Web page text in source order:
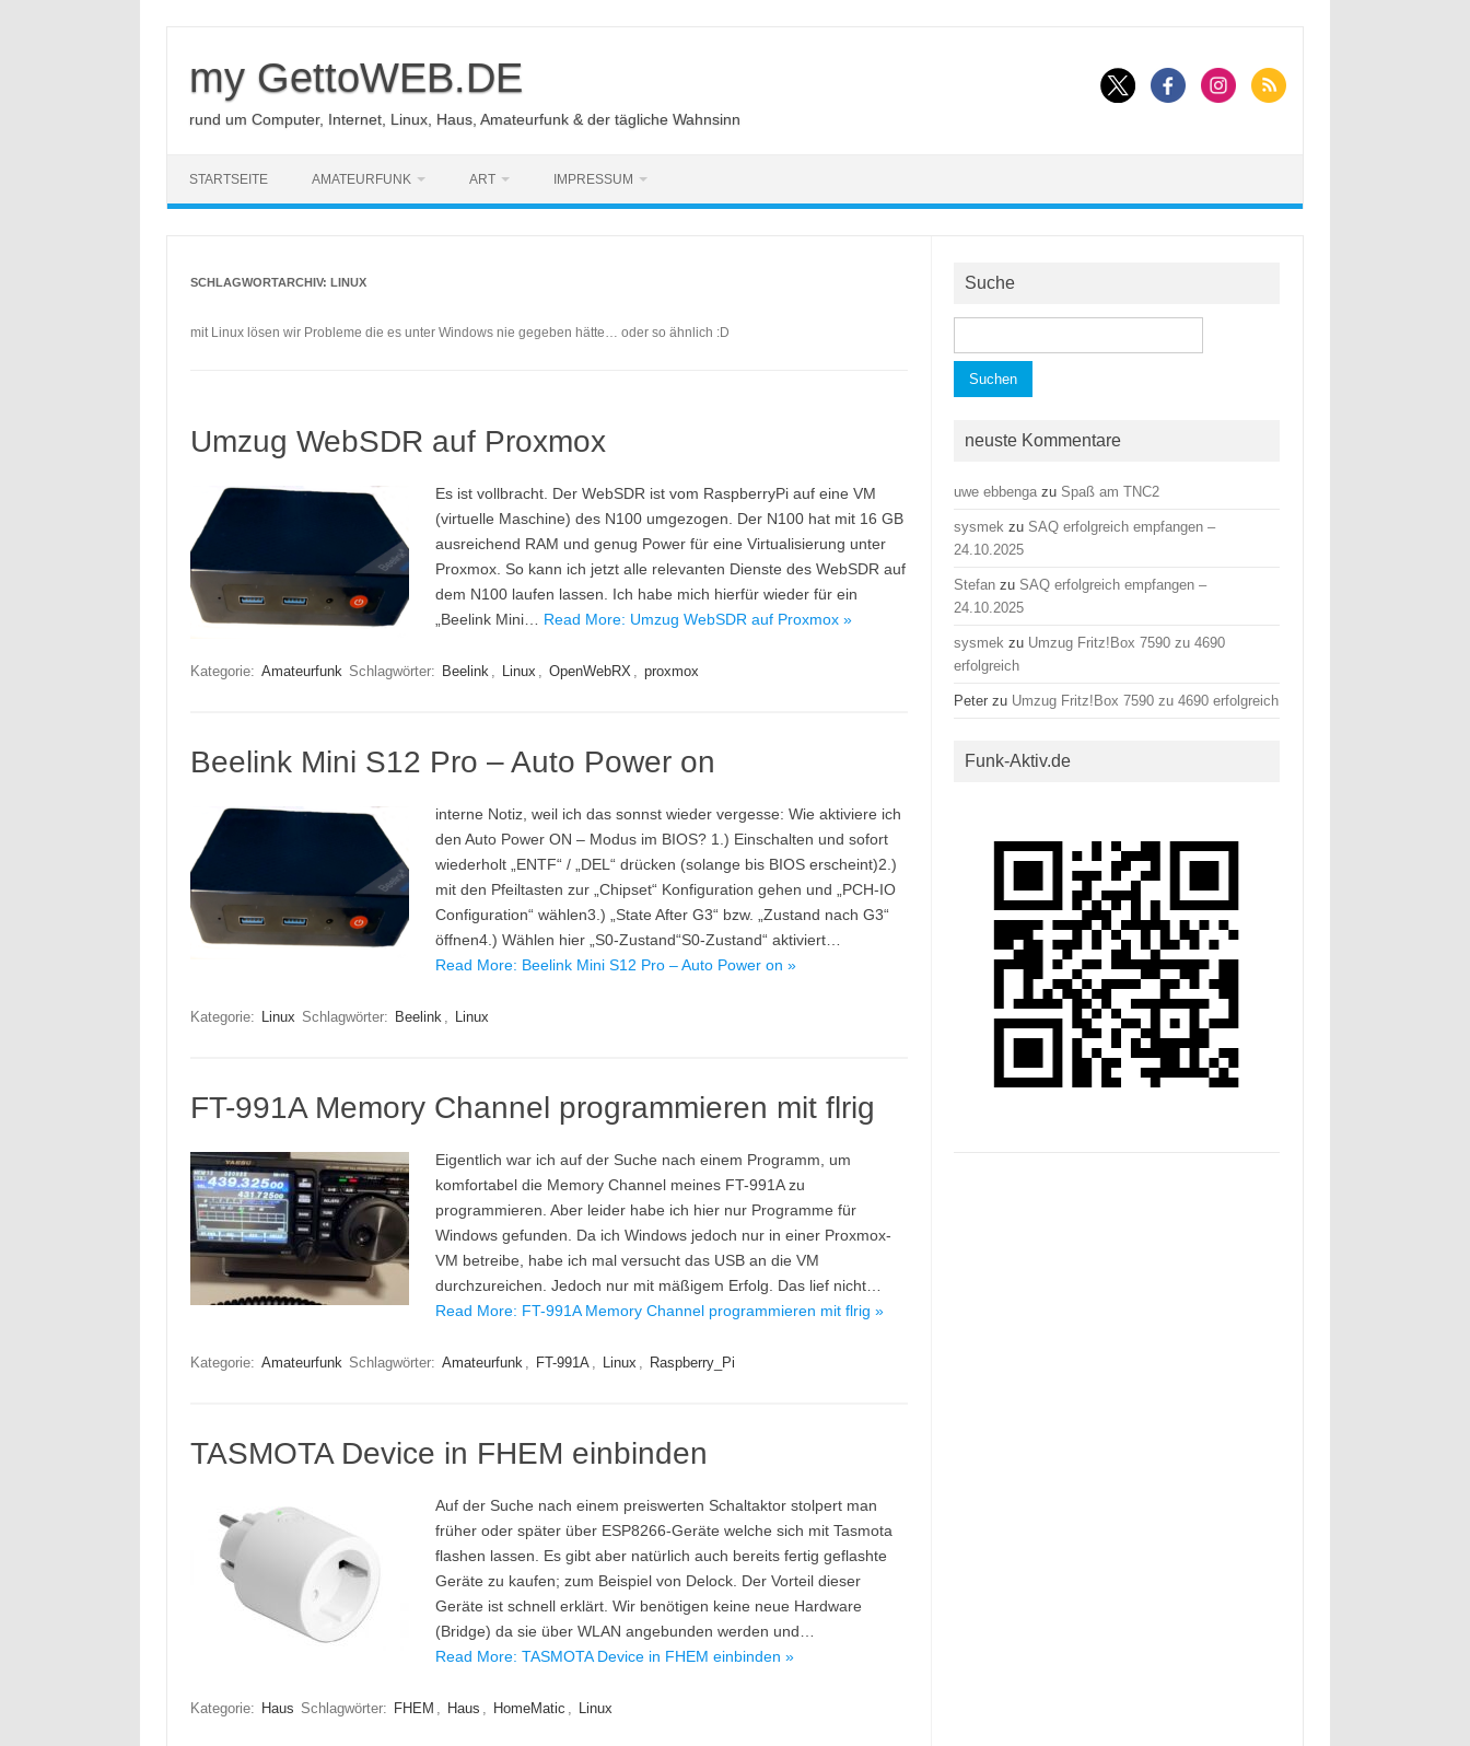
my GettoWEB.DE
rund um Computer, Internet, Linux, Haus, Amateurfunk & der tägliche Wahnsinn
STARTSEITE AMATEURFUNK ART IMPRESSUM
SCHLAGWORTARCHIV: LINUX
mit Linux lösen wir Probleme die es unter Windows nie gegeben hätte… oder so ähnlich :D
Umzug WebSDR auf Proxmox
Es ist vollbracht. Der WebSDR ist vom RaspberryPi auf eine VM
(virtuelle Maschine) des N100 umgezogen. Der N100 hat mit 16 GB
ausreichend RAM und genug Power für eine Virtualisierung unter
Proxmox. So kann ich jetzt alle relevanten Dienste des WebSDR auf
dem N100 laufen lassen. Ich habe mich hierfür wieder für ein
„Beelink Mini… Read More: Umzug WebSDR auf Proxmox »
Kategorie: Amateurfunk Schlagwörter: Beelink , Linux , OpenWebRX , proxmox
Beelink Mini S12 Pro – Auto Power on
interne Notiz, weil ich das sonnst wieder vergesse: Wie aktiviere ich
den Auto Power ON – Modus im BIOS? 1.) Einschalten und sofort
wiederholt „ENTF“ / „DEL“ drücken (solange bis BIOS erscheint)2.)
mit den Pfeiltasten zur „Chipset“ Konfiguration gehen und „PCH-IO
Configuration“ wählen3.) „State After G3“ bzw. „Zustand nach G3“
öffnen4.) Wählen hier „S0-Zustand“S0-Zustand“ aktiviert…
Read More: Beelink Mini S12 Pro – Auto Power on »
Kategorie: Linux Schlagwörter: Beelink , Linux
FT-991A Memory Channel programmieren mit flrig
Eigentlich war ich auf der Suche nach einem Programm, um
komfortabel die Memory Channel meines FT-991A zu
programmieren. Aber leider habe ich hier nur Programme für
Windows gefunden. Da ich Windows jedoch nur in einer Proxmox-
VM betreibe, habe ich mal versucht das USB an die VM
durchzureichen. Jedoch nur mit mäßigem Erfolg. Das lief nicht…
Read More: FT-991A Memory Channel programmieren mit flrig »
Kategorie: Amateurfunk Schlagwörter: Amateurfunk , FT-991A , Linux , Raspberry_Pi
TASMOTA Device in FHEM einbinden
Auf der Suche nach einem preiswerten Schaltaktor stolpert man
früher oder später über ESP8266-Geräte welche sich mit Tasmota
flashen lassen. Es gibt aber natürlich auch bereits fertig geflashte
Geräte zu kaufen; zum Beispiel von Delock. Der Vorteil dieser
Geräte ist schnell erklärt. Wir benötigen keine neue Hardware
(Bridge) da sie über WLAN angebunden werden und…
Read More: TASMOTA Device in FHEM einbinden »
Kategorie: Haus Schlagwörter: FHEM , Haus , HomeMatic , Linux
Suche
nach:
neuste Kommentare
uwe ebbenga zu Spaß am TNC2
sysmek zu SAQ erfolgreich empfangen –
24.10.2025
Stefan zu SAQ erfolgreich empfangen –
24.10.2025
sysmek zu Umzug Fritz!Box 7590 zu 4690
erfolgreich
Peter zu Umzug Fritz!Box 7590 zu 4690 erfolgreich
Funk-Aktiv.de